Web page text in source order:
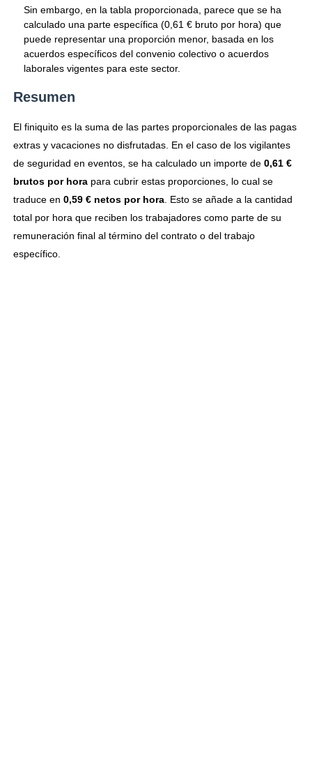
Sin embargo, en la tabla proporcionada, parece que se ha
calculado una parte específica (0,61 € bruto por hora) que
puede representar una proporción menor, basada en los
acuerdos específicos del convenio colectivo o acuerdos
laborales vigentes para este sector.
Resumen
El finiquito es la suma de las partes proporcionales de las pagas
extras y vacaciones no disfrutadas. En el caso de los vigilantes
de seguridad en eventos, se ha calculado un importe de 0,61 €
brutos por horapara cubrir estas proporciones, lo cual se
traduce en 0,59 € netos por hora. Esto se añade a la cantidad
total por hora que reciben los trabajadores como parte de su
remuneración final al término del contrato o del trabajo
específico.